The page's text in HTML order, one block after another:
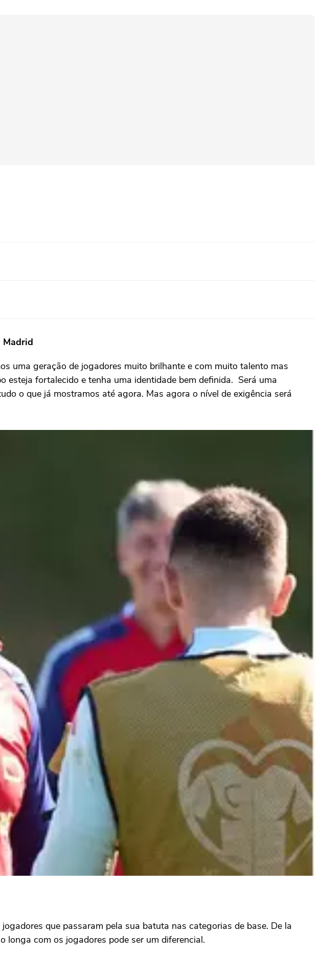
Madrid
uma geração de jogadores muito brilhante e com muito talento mas
esteja fortalecido e tenha uma identidade bem definida. Será uma
o que já mostramos até agora. Mas agora o nível de exigência será
que passaram pela sua batuta nas categorias de base. De la
longa com os jogadores pode ser um diferencial.